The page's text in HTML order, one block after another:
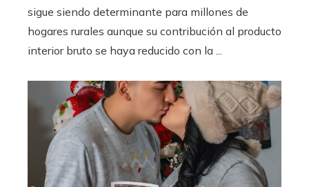
sigue siendo determinante para millones de
hogares rurales aunque su contribución al producto
interior bruto se haya reducido con la ...